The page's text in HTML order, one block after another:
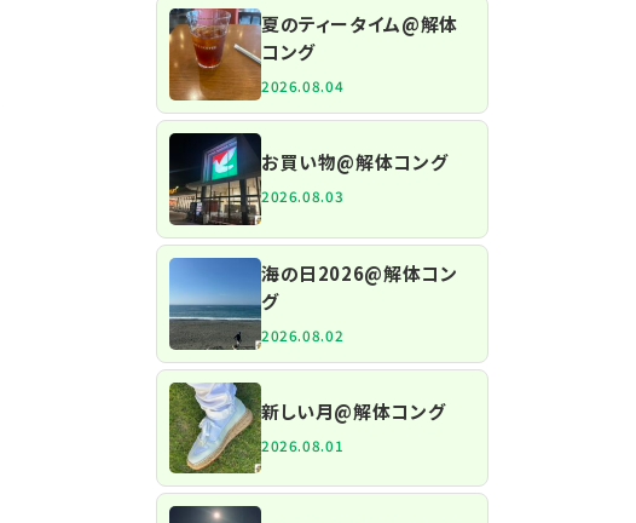
夏のティータイム@解体
コング
2026.08.04
お買い物@解体コング
2026.08.03
海の日2026@解体コン
グ
2026.08.02
新しい月@解体コング
2026.08.01